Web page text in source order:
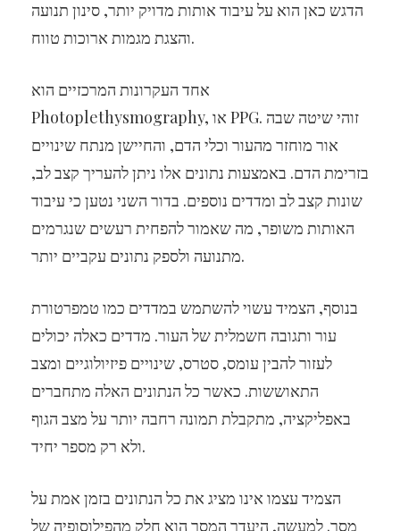
הדגש כאן הוא על עיבוד אותות מדויק יותר, סינון תנועה
והצגת מגמות ארוכות טווח.
אחד העקרונות המרכזיים הוא
Photoplethysmography, או PPG. זוהי שיטה שבה
אור מוחזר מהעור וכלי הדם, והחיישן מנתח שינויים
בזרימת הדם. באמצעות נתונים אלו ניתן להעריך קצב לב,
שונות קצב לב ומדדים נוספים. בדור השני נטען כי עיבוד
האותות משופר, מה שאמור להפחית רעשים שנגרמים
מתנועה ולספק נתונים עקביים יותר.
בנוסף, הצמיד עשוי להשתמש במדדים כמו טמפרטורת
עור ותגובה חשמלית של העור. מדדים כאלה יכולים
לעזור להבין עומס, סטרס, שינויים פיזיולוגיים ומצב
התאוששות. כאשר כל הנתונים האלה מתחברים
באפליקציה, מתקבלת תמונה רחבה יותר על מצב הגוף
ולא רק מספר יחיד.
הצמיד עצמו אינו מציג את כל הנתונים בזמן אמת על
מסך. למעשה, היעדר המסך הוא חלק מהפילוסופיה של